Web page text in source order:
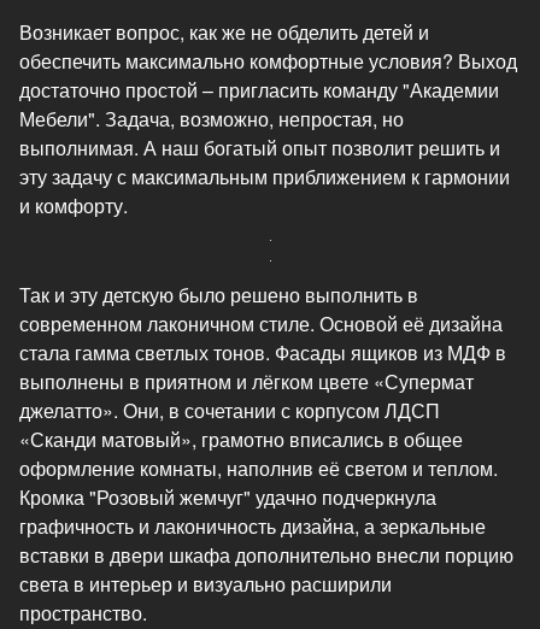
Возникает вопрос, как же не обделить детей и
обеспечить максимально комфортные условия? Выход
достаточно простой – пригласить команду "Академии
Мебели". Задача, возможно, непростая, но
выполнимая. А наш богатый опыт позволит решить и
эту задачу с максимальным приближением к гармонии
и комфорту.
Так и эту детскую было решено выполнить в
современном лаконичном стиле. Основой её дизайна
стала гамма светлых тонов. Фасады ящиков из МДФ в
выполнены в приятном и лёгком цвете «Супермат
джелатто». Они, в сочетании с корпусом ЛДСП
«Сканди матовый», грамотно вписались в общее
оформление комнаты, наполнив её светом и теплом.
Кромка "Розовый жемчуг" удачно подчеркнула
графичность и лаконичность дизайна, а зеркальные
вставки в двери шкафа дополнительно внесли порцию
света в интерьер и визуально расширили
пространство.